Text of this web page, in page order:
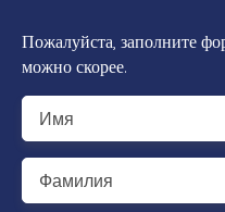
Пожалуйста, заполните
можно скорее.
Имя
Фамилия